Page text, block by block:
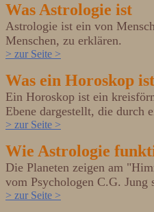
Was Astrologie ist
Astrologie ist ein von
Menschen, zu erklären.
> zur Seite >
Was ein Horoskop ist
Ein Horoskop ist ein
Ebene dargestellt, die durch
> zur Seite >
Wie Astrologie
Die Planeten zeigen am
vom Psychologen C.G. Jung
> zur Seite >